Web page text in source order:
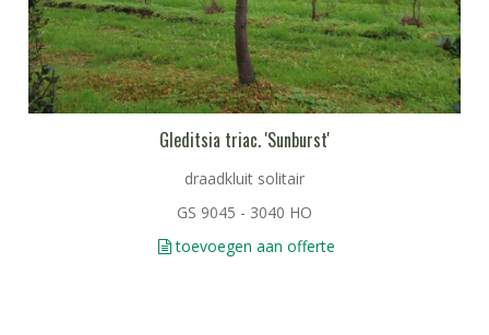
Gleditsia triac. 'Sunburst'
draadkluit solitair
GS 9045 - 3040 HO
toevoegen aan offerte